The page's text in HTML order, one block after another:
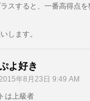
スすると、一番高得点
します。
よ好き
2015年8月23日 9:49 AM
は上級者